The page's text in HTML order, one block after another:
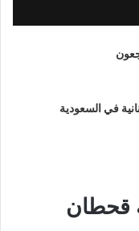
في السعودية
قحطان